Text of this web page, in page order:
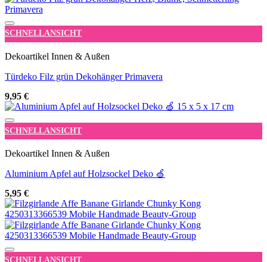
Add to wishlist
SCHNELLANSICHT
Dekoartikel Innen & Außen
Türdeko Filz grün Dekohänger Primavera
9,95 €
Add to wishlist
SCHNELLANSICHT
Dekoartikel Innen & Außen
Aluminium Apfel auf Holzsockel Deko 🍏
5,95 €
Add to wishlist
SCHNELLANSICHT